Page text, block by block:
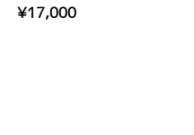
¥17,000